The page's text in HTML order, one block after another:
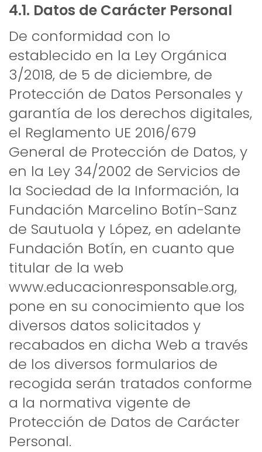
4.1. Datos de Carácter Personal
De conformidad con lo
establecido en la Ley Orgánica
3/2018, de 5 de diciembre, de
Protección de Datos Personales y
garantía de los derechos digitales,
el Reglamento UE 2016/679
General de Protección de Datos, y
en la Ley 34/2002 de Servicios de
la Sociedad de la Información, la
Fundación Marcelino Botín-Sanz
de Sautuola y López, en adelante
Fundación Botín, en cuanto que
titular de la web
www.educacionresponsable.org,
pone en su conocimiento que los
diversos datos solicitados y
recabados en dicha Web a través
de los diversos formularios de
recogida serán tratados conforme
a la normativa vigente de
Protección de Datos de Carácter
Personal.